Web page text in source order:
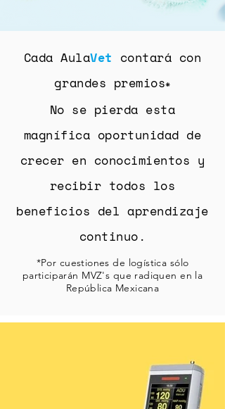
Cada AulaVet contará con
grandes premios*
No se pierda esta
magnífica oportunidad de
crecer en conocimientos y
recibir todos los
beneficios del aprendizaje
continuo.
*Por cuestiones de logística sólo
participarán MVZ's que radiquen en la
República Mexicana